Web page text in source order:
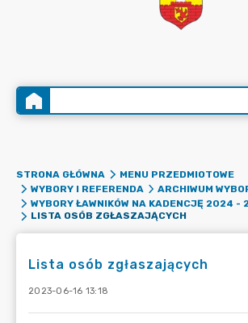
STRONA GŁÓWNA
MENU PRZEDMIOTOWE
WYBORY I REFERENDA
ARCHIWUM
WYBORY ŁAWNIKÓW NA KADENCJĘ 2024 -
LISTA OSÓB ZGŁASZAJĄCYCH
Lista osób zgłaszających
2023-06-16 13:18